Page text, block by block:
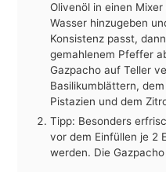
Olivenöl in einen
Wasser hinzugeben
Konsistenz passt,
gemahlenem Pfeffer
Gazpacho auf Teller
Basilikumblättern,
Pistazien und dem
Tipp: Besonders
vor dem Einfüllen je 2
werden. Die